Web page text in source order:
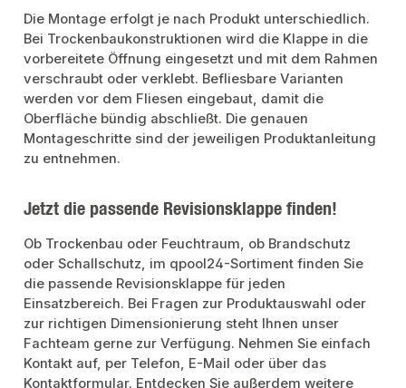
Die Montage erfolgt je nach Produkt unterschiedlich.
Bei Trockenbaukonstruktionen wird die Klappe in die
vorbereitete Öffnung eingesetzt und mit dem Rahmen
verschraubt oder verklebt. Befliesbare Varianten
werden vor dem Fliesen eingebaut, damit die
Oberfläche bündig abschließt. Die genauen
Montageschritte sind der jeweiligen Produktanleitung
zu entnehmen.
Jetzt die passende Revisionsklappe finden!
Ob Trockenbau oder Feuchtraum, ob Brandschutz
oder Schallschutz, im qpool24-Sortiment finden Sie
die passende Revisionsklappe für jeden
Einsatzbereich. Bei Fragen zur Produktauswahl oder
zur richtigen Dimensionierung steht Ihnen unser
Fachteam gerne zur Verfügung. Nehmen Sie einfach
Kontakt auf, per Telefon, E-Mail oder über das
Kontaktformular. Entdecken Sie außerdem weitere